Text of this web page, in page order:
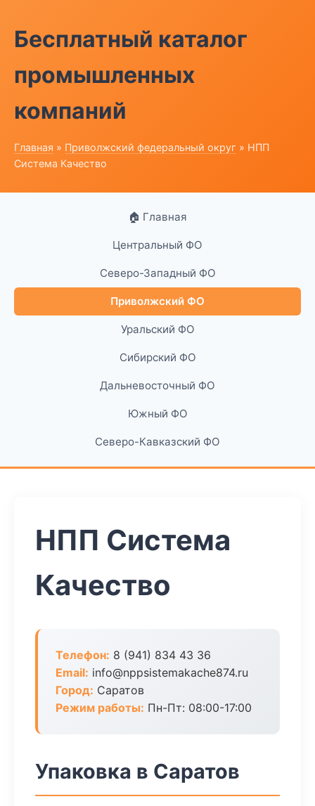
Бесплатный каталог
промышленных
компаний
Главная » Приволжский федеральный округ » НПП
Система Качество
🏠 Главная
Центральный ФО
Северо-Западный ФО
Приволжский ФО
Уральский ФО
Сибирский ФО
Дальневосточный ФО
Южный ФО
Северо-Кавказский ФО
НПП Система
Качество
Телефон: 8 (941) 834 43 36
Email: info@nppsistemakache874.ru
Город: Саратов
Режим работы: Пн-Пт: 08:00-17:00
Упаковка в Саратов